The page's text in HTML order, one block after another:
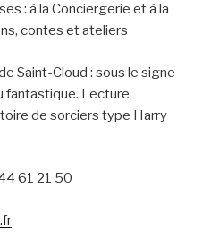
: à la Conciergerie et à la
contes et ateliers
Saint-Cloud : sous le signe
fantastique. Lecture
de sorciers type Harry
61 21 50